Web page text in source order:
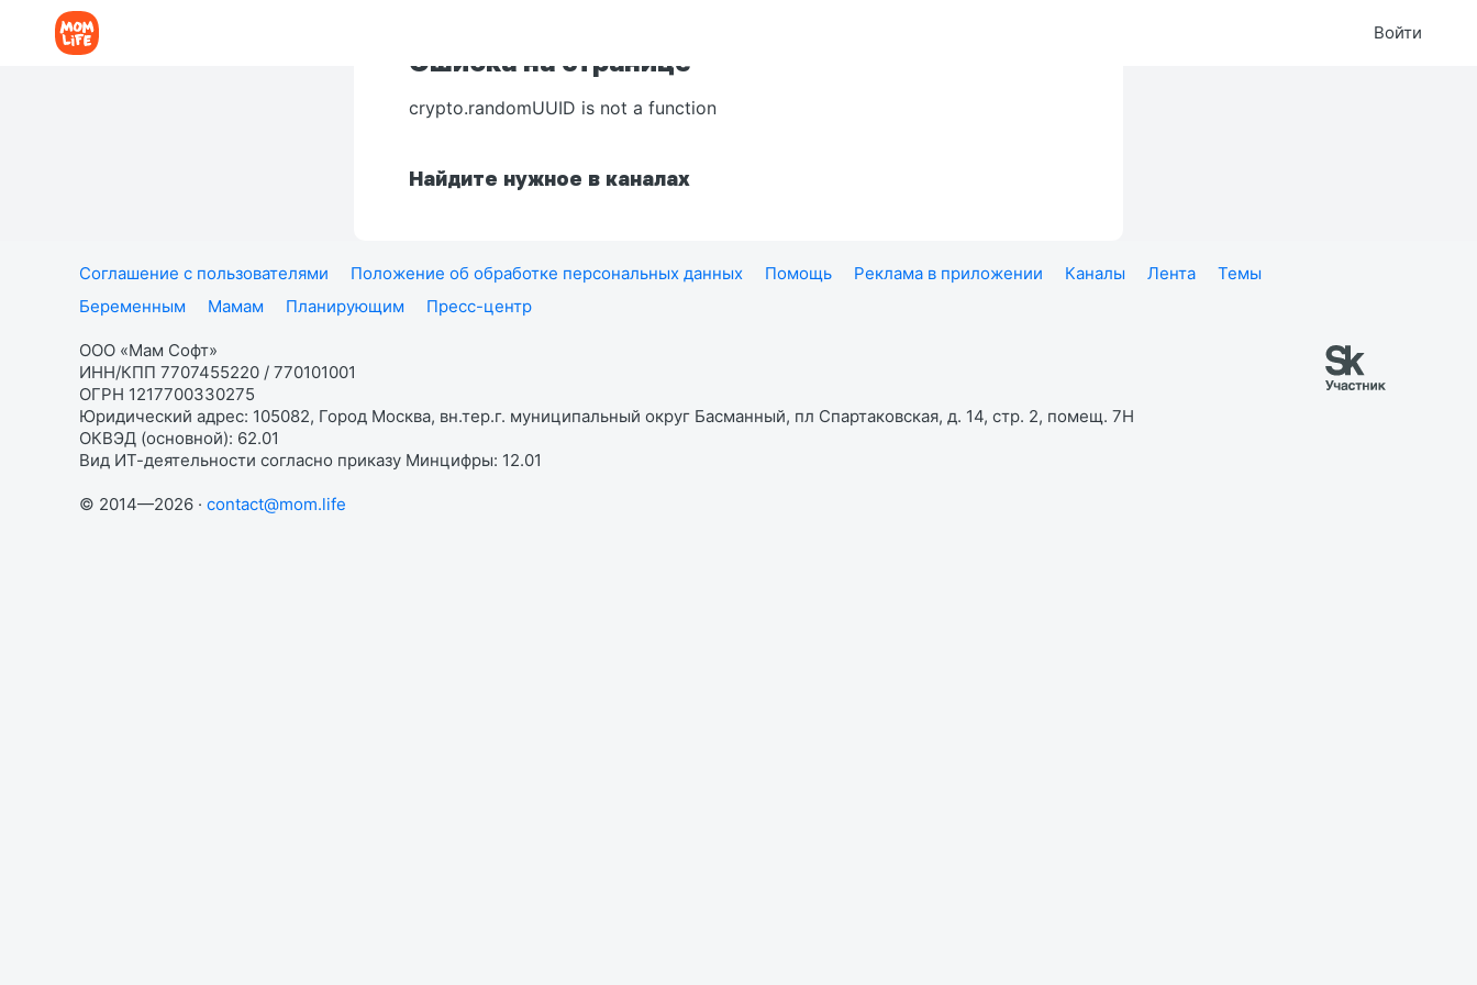
Войти
Ошибка на странице
crypto.randomUUID is not a function
Найдите нужное в каналах
Соглашение с пользователями Положение об обработке персональных данных Помощь Реклама в приложении Каналы Лента
Темы
Беременным
Мамам Планирующим Пресс-центр
ООО «Мам Софт»
ИНН/КПП 7707455220 / 770101001
ОГРН 1217700330275
Юридический адрес: 105082, Город Москва, вн.тер.г. муниципальный округ Басманный, пл Спартаковская, д. 14, стр. 2, помещ. 7Н
ОКВЭД (основной): 62.01
Вид ИТ-деятельности согласно приказу Минцифры: 12.01
© 2014—2026 · contact@mom.life